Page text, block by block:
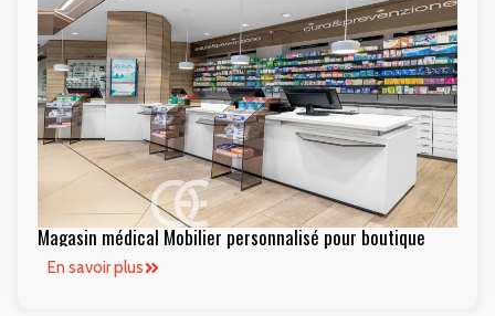
Magasin médical Mobilier personnalisé pour boutique
En savoir plus